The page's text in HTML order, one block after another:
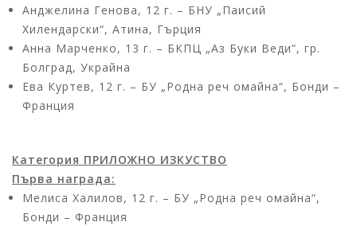
Анджелина Генова, 12 г. – БНУ „Паисий
Хилендарски“, Атина, Гърция
Анна Марченко, 13 г. – БКПЦ „Аз Буки Веди“, гр.
Болград, Украйна
Ева Куртев, 12 г. – БУ „Родна реч омайна“, Бонди –
Франция
Категория ПРИЛОЖНО ИЗКУСТВО
Първа награда:
Мелиса Халилов, 12 г. – БУ „Родна реч омайна“,
Бонди – Франция